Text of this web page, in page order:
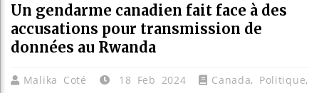
Un gendarme canadien fait face à des
accusations pour transmission de
données au Rwanda
Malika Coté 18 Feb 2024 Canada, Politique,